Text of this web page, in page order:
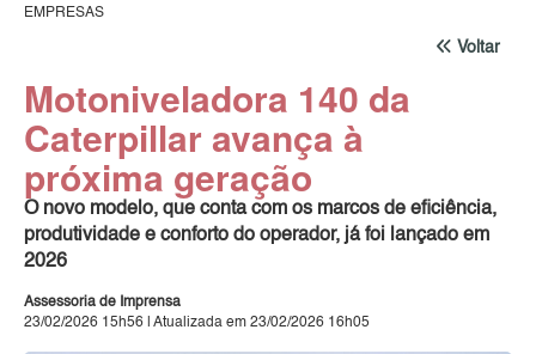
EMPRESAS
Voltar
Motoniveladora 140 da
Caterpillar avança à
próxima geração
O novo modelo, que conta com os marcos de eficiência,
produtividade e conforto do operador, já foi lançado em
2026
Assessoria de Imprensa
23/02/2026 15h56 | Atualizada em 23/02/2026 16h05